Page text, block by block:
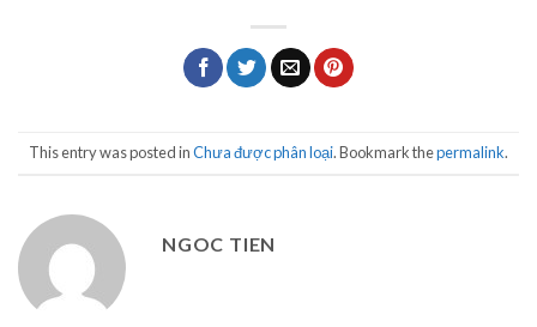
This entry was posted inChưa được phân loại. Bookmark thepermalink.
NGOC TIEN